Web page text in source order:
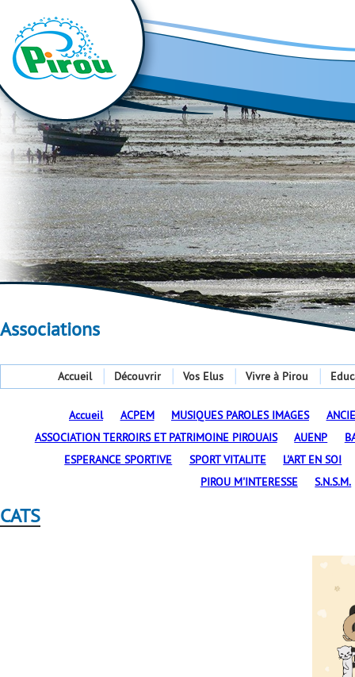
Accueil Découvrir Vos Elus Vivre à Pirou
Associations
Accueil ACPEM MUSIQUES PAROLES IMAGES
ASSOCIATION TERROIRS ET PATRIMOINE PIROUAIS
AUENP
ESPERANCE SPORTIVE
SPORT VITALITE
L'ART EN SOI
PIROU M'INTERESSE
S.N.S.M.
CATS